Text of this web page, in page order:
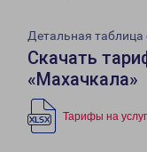
Детальная
Скачать
«Махачкала»
Тарифы на